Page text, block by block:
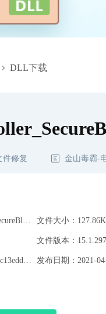
DLL下载
修复 金山毒霸-
文件大小：
文件版本：15.1.297
发布日期：2021-